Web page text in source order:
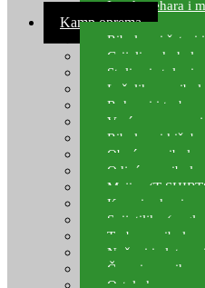
Izrada pehara i
Kamp oprema
Ribolovni šatori i
Grijalice, kuhala
Stolice i stolovi
Ležaljke za
Ruksaci i torbe
Vreće za spavanje
Ribolovni
Obuća za ribolov
Odjeća za ribolov
Majice (T-
Kape i rukavice
Svijetiljke
Torbe za
Noževi i alat za
Čamci za